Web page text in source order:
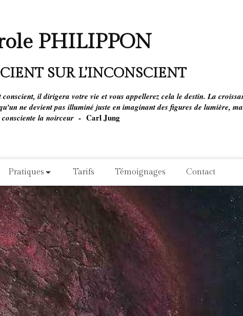
PHILIPPON
SUR L’INCONSCIENT
conscient, il dirigera votre vie et vous appellerez cela le destin. La
ne devient pas illuminé juste en imaginant des figures de lumière,
consciente la noirceur - Carl Jung
Pratiques Tarifs Témoignages Contact